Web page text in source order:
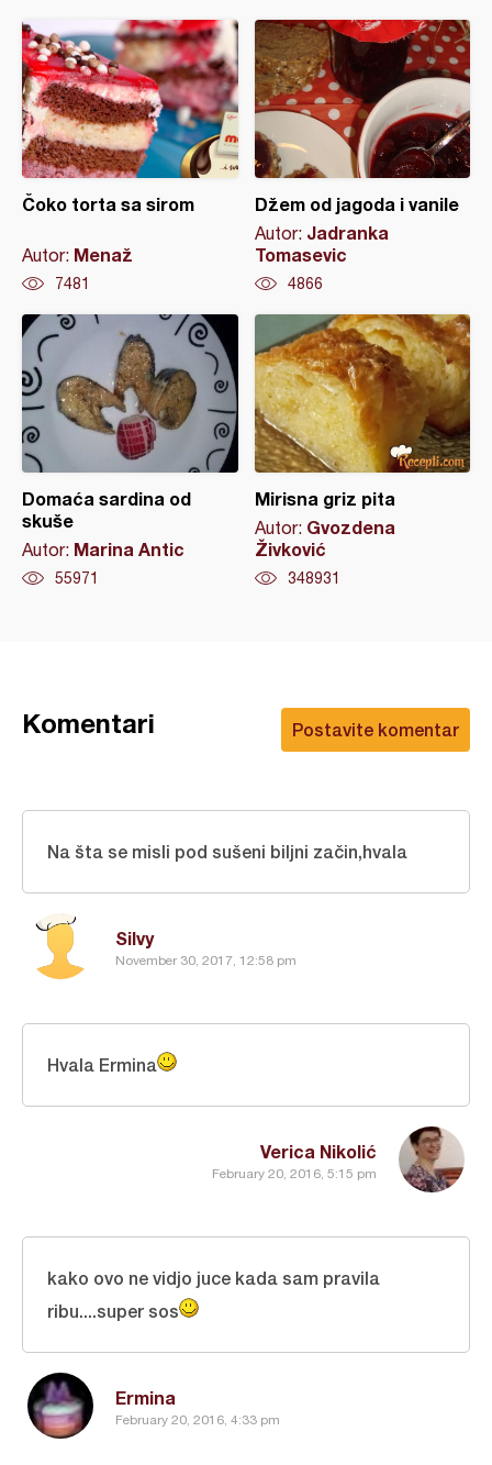
Čoko torta sa sirom
Autor: Menaž
7481
Džem od jagoda i vanile
Autor: Jadranka
Tomasevic
4866
Domaća sardina od
skuše
Autor: Marina Antic
55971
Mirisna griz pita
Autor: Gvozdena
Živković
348931
Postavite komentar
Komentari
Silvy
November 30, 2017, 12:58 pm
Na šta se misli pod sušeni biljni začin,hvala
Verica Nikolić
February 20, 2016, 5:15 pm
Hvala Ermina
Ermina
February 20, 2016, 4:33 pm
kako ovo ne vidjo juce kada sam pravila
ribu....super sos